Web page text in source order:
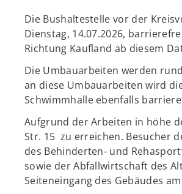
Die Bushaltestelle vor der
Dienstag, 14.07.2026,
Richtung Kaufland ab diesem
Die Umbauarbeiten werden
an diese Umbauarbeiten wird
Schwimmhalle ebenfalls
Aufgrund der Arbeiten in höhe
Str. 15 zu erreichen. Besucher
des Behinderten- und
sowie der Abfallwirtschaft des
Seiteneingang des Gebäudes